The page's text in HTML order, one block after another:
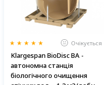
Про нас
Контакти
Очікується
Klargespan BioDisc BA -
автономна станція
біологічного очищення